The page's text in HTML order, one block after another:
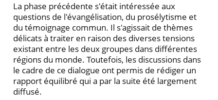
La phase précédente s'était intéressée aux
questions de l'évangélisation, du prosélytisme et
du témoignage commun. Il s'agissait de thèmes
délicats à traiter en raison des diverses tensions
existant entre les deux groupes dans différentes
régions du monde. Toutefois, les discussions dans
le cadre de ce dialogue ont permis de rédiger un
rapport équilibré qui a par la suite été largement
diffusé.